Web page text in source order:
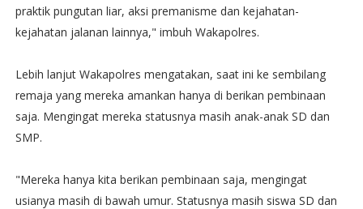
praktik pungutan liar, aksi premanisme dan kejahatan-
kejahatan jalanan lainnya," imbuh Wakapolres.
Lebih lanjut Wakapolres mengatakan, saat ini ke sembilang
remaja yang mereka amankan hanya di berikan pembinaan
saja. Mengingat mereka statusnya masih anak-anak SD dan
SMP.
"Mereka hanya kita berikan pembinaan saja, mengingat
usianya masih di bawah umur. Statusnya masih siswa SD dan